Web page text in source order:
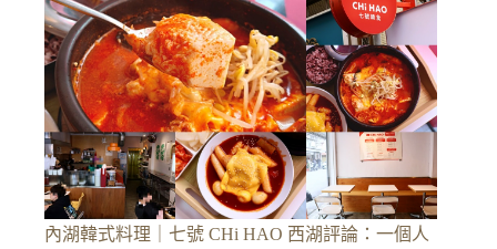
內湖韓式料理｜七號 CHi HAO 西湖評論：一個人